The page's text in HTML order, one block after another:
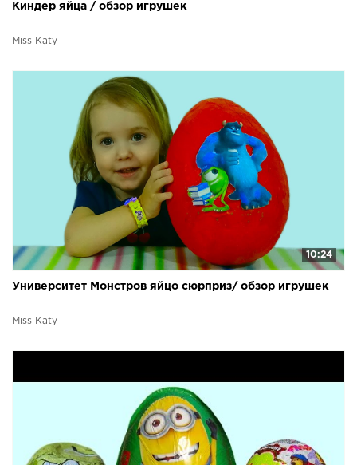
Киндер яйца / обзор игрушек
Miss Katy
10:24
Университет Монстров яйцо сюрприз/ обзор игрушек
Miss Katy